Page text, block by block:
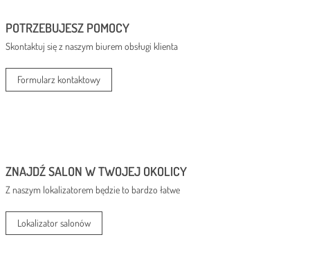
POTRZEBUJESZ POMOCY
Skontaktuj się z naszym biurem obsługi klienta
Formularz kontaktowy
ZNAJDŹ SALON W TWOJEJ OKOLICY
Z naszym lokalizatorem będzie to bardzo łatwe
Lokalizator salonów